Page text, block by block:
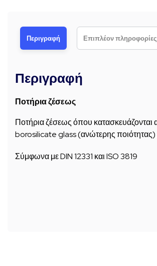
Περιγραφή Επιπλέον πληροφορίες
Περιγραφή
Ποτήρια ζέσεως
Ποτήρια ζέσεως όπου κατασκευάζονται
borosilicate glass (ανώτερης ποιότητας)
Σύμφωνα με DIN 12331 και ISO 3819